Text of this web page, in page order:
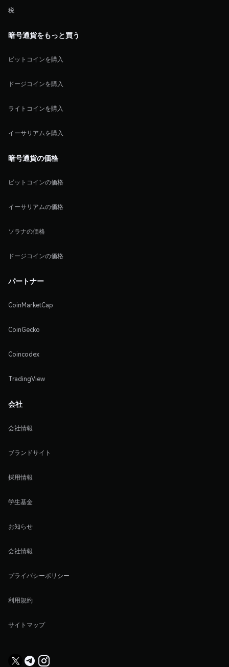
税
暗号通貨をもっと買う
ビットコインを購入
ドージコインを購入
ライトコインを購入
イーサリアムを購入
暗号通貨の価格
ビットコインの価格
イーサリアムの価格
ソラナの価格
ドージコインの価格
パートナー
CoinMarketCap
CoinGecko
Coincodex
TradingView
会社
会社情報
ブランドサイト
採用情報
学生基金
お知らせ
会社情報
プライバシーポリシー
利用規約
サイトマップ